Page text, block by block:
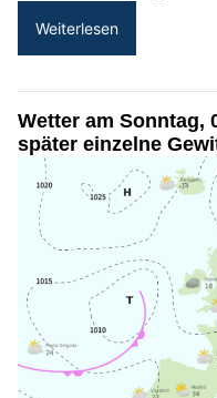
Weiterlesen
Wetter am Sonntag,
später einzelne